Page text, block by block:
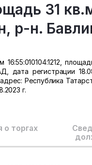
31
р-н.
дата регистрации
Республика
г.
торгах